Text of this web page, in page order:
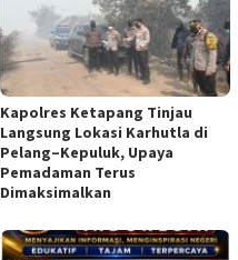
Kapolres Ketapang Tinjau
Langsung Lokasi Karhutla di
Pelang–Kepuluk, Upaya
Pemadaman Terus
Dimaksimalkan